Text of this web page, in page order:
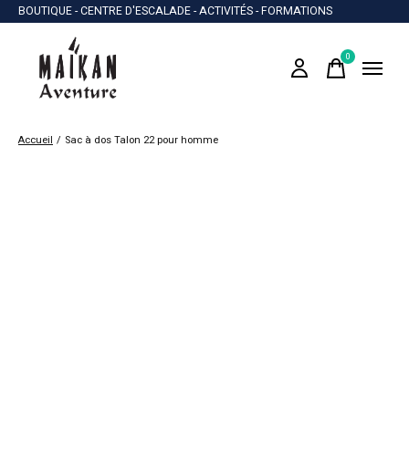
BOUTIQUE - CENTRE D'ESCALADE - ACTIVITÉS - FORMATIONS
0items
Accueil / Sac à dos Talon 22 pour homme